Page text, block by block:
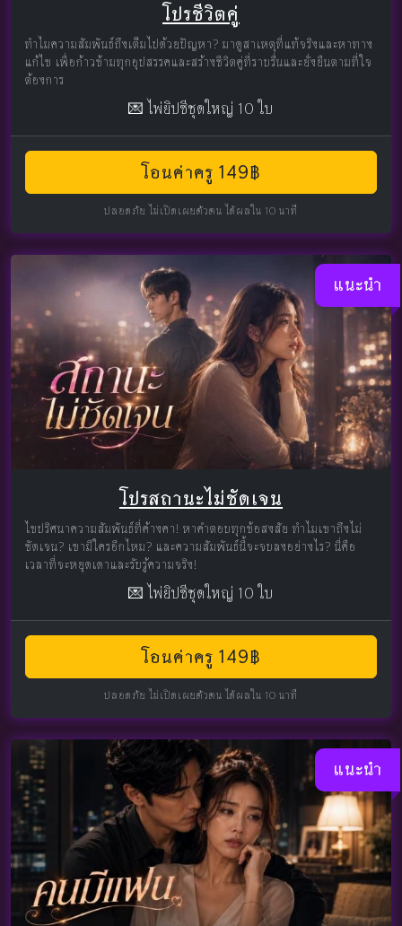
โปรชีวิตคู่
ทำไมความสัมพันธ์ถึงเต็มไปด้วยปัญหา? มาดูสาเหตุที่แท้จริงและหาทาง
แก้ไข เพื่อก้าวข้ามทุกอุปสรรคและสร้างชีวิตคู่ที่ราบรื่นและยั่งยืนตามที่ใจ
ต้องการ
💌 ไพ่ยิปซีชุดใหญ่ 10 ใบ
โอนค่าครู 149฿
ปลอดภัย ไม่เปิดเผยตัวตน ได้ผลใน 10 นาที
แนะนำ
โปรสถานะไม่ชัดเจน
ไขปริศนาความสัมพันธ์ที่ค้างคา! หาคำตอบทุกข้อสงสัย ทำไมเขาถึงไม่
ชัดเจน? เขามีใครอีกไหม? และความสัมพันธ์นี้จะจบลงอย่างไร? นี่คือ
เวลาที่จะหยุดเดาและรับรู้ความจริง!
💌 ไพ่ยิปซีชุดใหญ่ 10 ใบ
โอนค่าครู 149฿
ปลอดภัย ไม่เปิดเผยตัวตน ได้ผลใน 10 นาที
แนะนำ